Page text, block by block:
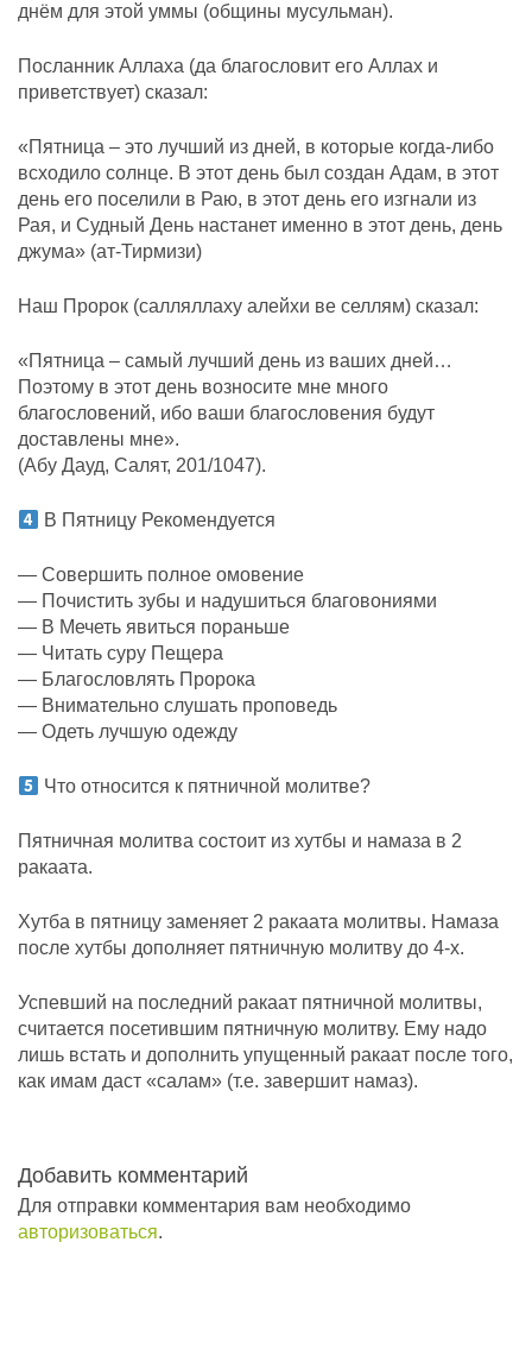
днём для этой уммы (общины мусульман).
Посланник Аллаха (да благословит его Аллах и
приветствует) сказал:
«Пятница – это лучший из дней, в которые когда-либо
всходило солнце. В этот день был создан Адам, в этот
день его поселили в Раю, в этот день его изгнали из
Рая, и Судный День настанет именно в этот день, день
джума» (ат-Тирмизи)
Наш Пророк (салляллаху алейхи ве селлям) сказал:
«Пятница – самый лучший день из ваших дней…
Поэтому в этот день возносите мне много
благословений, ибо ваши благословения будут
доставлены мне».
(Абу Дауд, Салят, 201/1047).
В Пятницу Рекомендуется
— Совершить полное омовение
— Почистить зубы и надушиться благовониями
— В Мечеть явиться пораньше
— Читать суру Пещера
— Благословлять Пророка
— Внимательно слушать проповедь
— Одеть лучшую одежду
Что относится к пятничной молитве?
Пятничная молитва состоит из хутбы и намаза в 2
ракаата.
Хутба в пятницу заменяет 2 ракаата молитвы. Намаза
после хутбы дополняет пятничную молитву до 4-х.
Успевший на последний ракаат пятничной молитвы,
считается посетившим пятничную молитву. Ему надо
лишь встать и дополнить упущенный ракаат после того,
как имам даст «салам» (т.е. завершит намаз).
Добавить комментарий
Для отправки комментария вам необходимо
авторизоваться.